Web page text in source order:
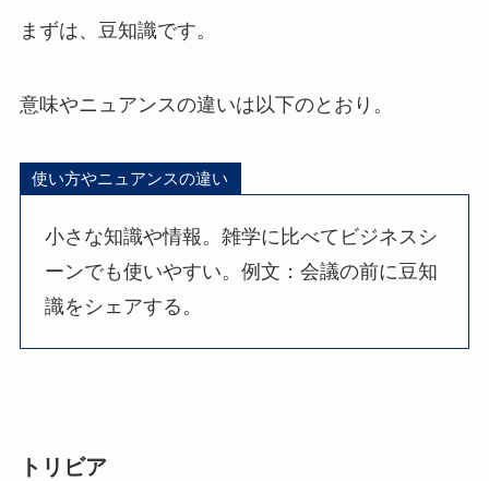
まずは、豆知識です。
意味やニュアンスの違いは以下のとおり。
使い方やニュアンスの違い
小さな知識や情報。雑学に比べてビジネスシ
ーンでも使いやすい。例文：会議の前に豆知
識をシェアする。
トリビア